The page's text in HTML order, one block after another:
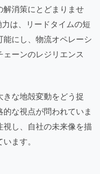
解消策にとどまりませ
は、リードタイムの短
にし、物流オペレーシ
ェーンのレジリエンス
きな地殻変動をどう捉
な視点が問われていま
し、自社の未来像を描
ます。